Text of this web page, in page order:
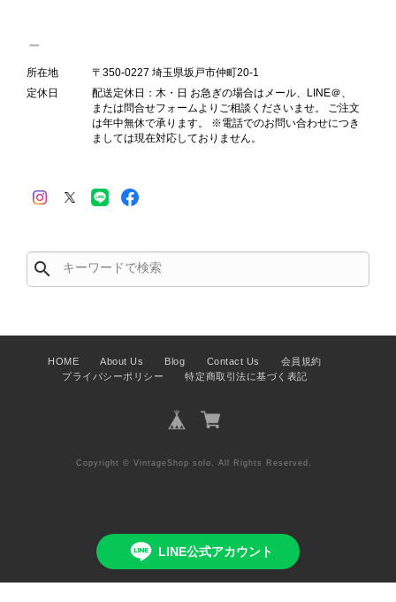
2026/07/30
商品が直ぐに届きました。思った以上に素敵なお品でした。また
ご縁が有りましたら宜しくお願い致します。
た迅速にお届けできたとのこと、大変
安心いたしました！ さらに、「思っ
けましたら幸いです。 また気になる
ら、いつでもお気軽にご相談くださ
い。 またご縁がございましたら、ぜ
VintageShop solo
2026/07/23
所在地
〒350-0227 埼玉県坂戸市仲町20-1
定休日
配送定休日：木・日 お急ぎの場合はメール、LINE＠、
または問合せフォームよりご相談くださいませ。 ご注文
は年中無休で承ります。 ※電話でのお問い合わせにつき
ましては現在対応しておりません。
search
HOME About Us Blog Contact Us
会員規約
プライバシーポリシー
特定商取引法に基づく表記
Copyright © VintageShop solo. All Rights Reserved.
LINE公式アカウント